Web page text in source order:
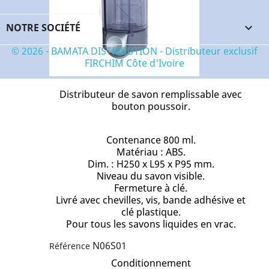
N14S10NK
Conditionnement
Distributeur de savon remplissable avec
bouton poussoir.
Contenance 800 ml.
Matériau : ABS.
Dim. : H250 x L95 x P95 mm.
Niveau du savon visible.
Fermeture à clé.
Livré avec chevilles, vis, bande adhésive et
clé plastique.
Pour tous les savons liquides en vrac.
Référence N06S01
Conditionnement
NOTRE SOCIÉTÉ 
© 2026 - BAMATA DISTRIBUTION - Distributeur exclusif
FIRCHIM Côte d'Ivoire